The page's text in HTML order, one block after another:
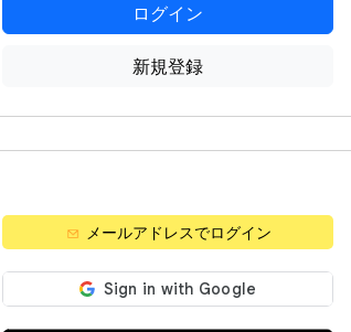
ログイン
新規登録
メールアドレスでログイン